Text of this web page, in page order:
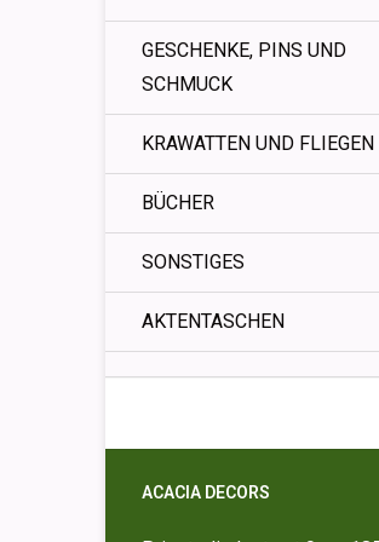
GESCHENKE, PINS UND
SCHMUCK
KRAWATTEN UND FLIEGEN
BÜCHER
SONSTIGES
AKTENTASCHEN
ACACIA DECORS